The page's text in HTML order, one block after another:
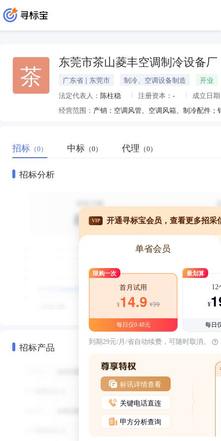
茶 东莞市茶山菱丰空调制冷设备厂
广东省 | 东莞市 制冷、空调设备制造
开业
法定代表人： 陈柱稳 注册资本： -
成立日
经营范围： 产销：空调风管、空调风箱、制冷配件
招标 （0） 中标 （0） 代理 （0）
招标分析
招标产品
VIP 开通寻标宝会员，查看更多招采
单省会员
限购一次
首月试用
¥14.9 ¥39
每日仅0.48元
最划算
12
¥
每日
到期29元/月/省自动续费，可随时取消。
标讯详情查看
关键电话直连
甲方分析查询